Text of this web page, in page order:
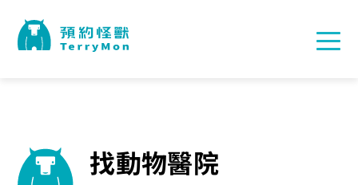
找動物醫院